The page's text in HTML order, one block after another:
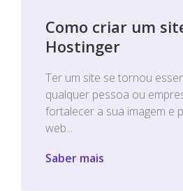
Como criar um
Hostinger
Ter um site se tornou
qualquer pessoa ou
fortalecer a sua imagem e
web...
Saber mais